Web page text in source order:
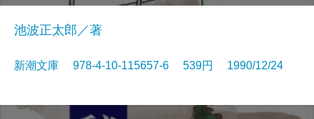
池波正太郎／著
新潮文庫 978-4-10-115657-6 539円 1990/12/24